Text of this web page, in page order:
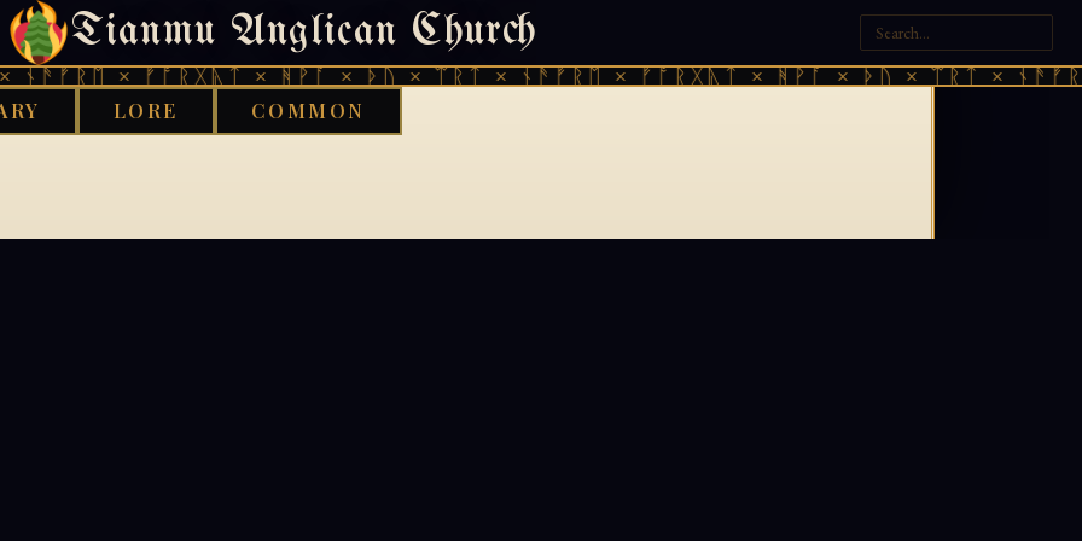
Tianmu Anglican Church
× ᚠᚩᚱᚷᚣᛏ × ᚻᚹᚪ × ᚦᚢ × ᛠᚱᛏ × ᚾᚫᚠᚱᛖ × ᚠᚩᚱᚷᚣᛏ × ᚻᚹᚪ × ᚦᚢ × ᛠᚱᛏ ×
LORE COMMON
404